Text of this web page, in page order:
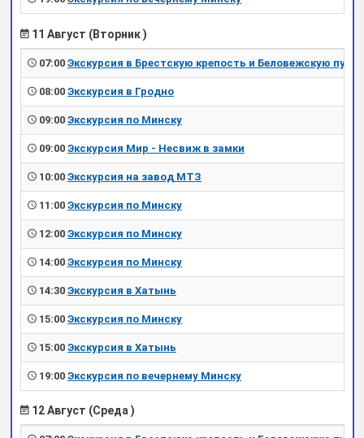
11 Август (Вторник )
07:00 Экскурсия в Брестскую крепость и Беловежскую пущу
08:00 Экскурсия в Гродно
09:00 Экскурсия по Минску
09:00 Экскурсия Мир - Несвиж в замки
10:00 Экскурсия на завод МТЗ
11:00 Экскурсия по Минску
12:00 Экскурсия по Минску
14:00 Экскурсия по Минску
14:30 Экскурсия в Хатынь
15:00 Экскурсия по Минску
15:00 Экскурсия в Хатынь
19:00 Экскурсия по вечернему Минску
12 Август (Среда )